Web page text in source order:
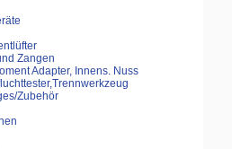
Zangen
Adapter, Innens. Nuss
Zubehör